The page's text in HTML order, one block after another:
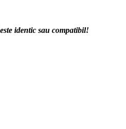
identic sau compatibil!